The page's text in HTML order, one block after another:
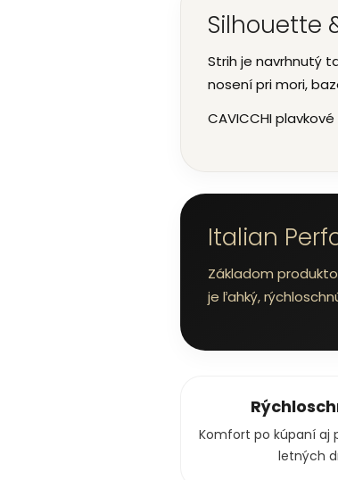
Silhouette
Strih je navrhnutý
nosení pri mori,
CAVICCHI
Italian
Základom
je ľahký,
Komfort po kúpaní aj
letných